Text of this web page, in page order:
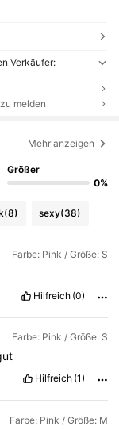
Verkäufer:
melden
Mehr anzeigen
Größer
0%
(8) sexy(38)
Farbe: Pink / Größe: S
Hilfreich (0)
Farbe: Pink / Größe: S
Hilfreich (1)
Farbe: Pink / Größe: M